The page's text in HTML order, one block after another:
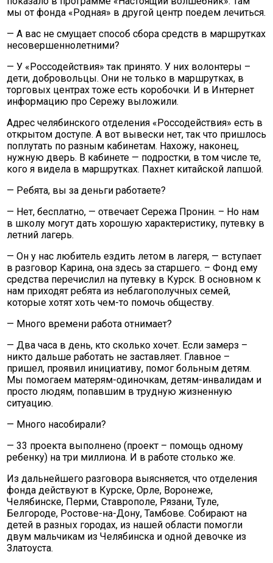
мы от фонда «Родная» в другой центр поедем лечиться.
— А вас не смущает способ сбора средств в маршрутках
несовершеннолетними?
— У «Россодействия» так принято. У них волонтеры –
дети, добровольцы. Они не только в маршрутках, в
торговых центрах тоже есть коробочки. И в Интернет
информацию про Сережу выложили.
Адрес челябинского отделения «Россодействия» есть в
открытом доступе. А вот вывески нет, так что пришлось
поплутать по разным кабинетам. Нахожу, наконец,
нужную дверь. В кабинете — подростки, в том числе те,
кого я видела в маршрутках. Пахнет китайской лапшой.
— Ребята, вы за деньги работаете?
— Нет, бесплатно, — отвечает Сережа Пронин. – Но нам
в школу могут дать хорошую характеристику, путевку в
летний лагерь.
— Он у нас любитель ездить летом в лагеря, — вступает
в разговор Карина, она здесь за старшего. – Фонд ему
средства перечислил на путевку в Курск. В основном к
нам приходят ребята из неблагополучных семей,
которые хотят хоть чем-то помочь обществу.
— Много времени работа отнимает?
— Два часа в день, кто сколько хочет. Если замерз –
никто дальше работать не заставляет. Главное –
пришел, проявил инициативу, помог больным детям.
Мы помогаем матерям-одиночкам, детям-инвалидам и
просто людям, попавшим в трудную жизненную
ситуацию.
— Много насобирали?
— 33 проекта выполнено (проект – помощь одному
ребенку) на три миллиона. И в работе столько же.
Из дальнейшего разговора выясняется, что отделения
фонда действуют в Курске, Орле, Воронеже,
Челябинске, Перми, Ставрополе, Рязани, Туле,
Белгороде, Ростове-на-Дону, Тамбове. Собирают на
детей в разных городах, из нашей области помогли
двум мальчикам из Челябинска и одной девочке из
Златоуста.